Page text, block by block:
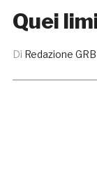
Quei
Di Redazione GRB